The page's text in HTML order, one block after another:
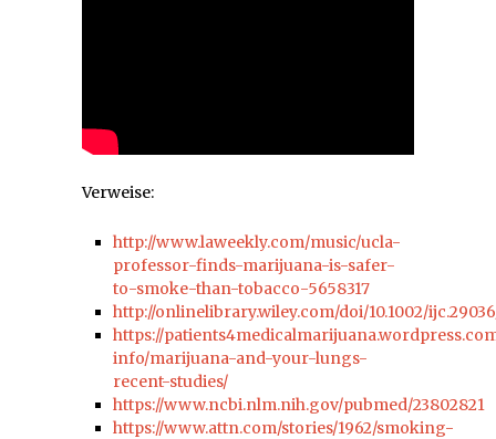
Verweise:
http://www.laweekly.com/music/ucla-
professor-finds-marijuana-is-safer-
to-smoke-than-tobacco-5658317
http://onlinelibrary.wiley.com/doi/10.1002/
https://
info/marijuana-and-your-lungs-
recent-studies/
https://www.ncbi.nlm.nih.gov/pubmed/23802821
https://www.attn.com/stories/1962/smoking-